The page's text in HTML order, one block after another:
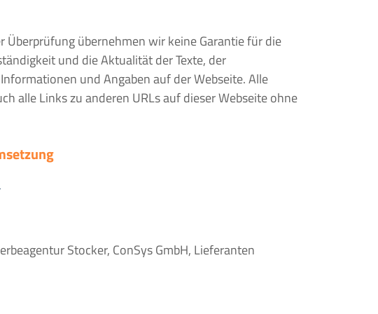
Überprüfung übernehmen wir keine Garantie für die
und die Aktualität der Texte, der
und Angaben auf der Webseite. Alle
alle Links zu anderen URLs auf dieser Webseite ohne
Stocker, ConSys GmbH, Lieferanten